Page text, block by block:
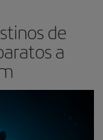
de
a